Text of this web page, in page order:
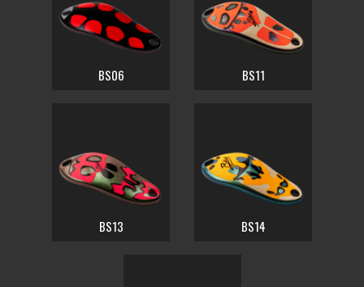
BS06 BS11
BS13 BS14